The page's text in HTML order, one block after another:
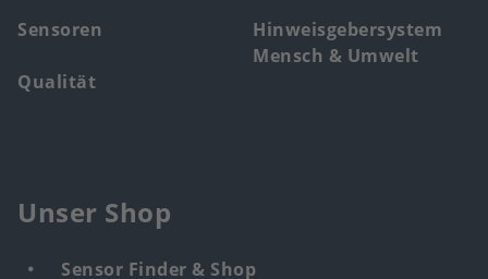
Sensoren
Qualität
Hinweisgebersystem
Mensch & Umwelt
Unser Shop
Sensor Finder & Shop